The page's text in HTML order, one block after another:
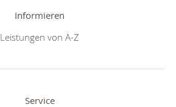
Informieren
Leistungen von A-Z
Service